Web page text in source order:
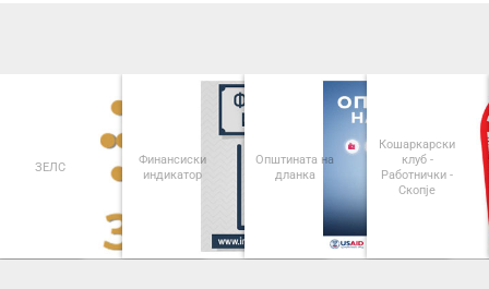
ЗЕЛС
Финансиски
индикатор
Општината на
дланка
Кошаркарски
клуб -
Работнички -
Скопје